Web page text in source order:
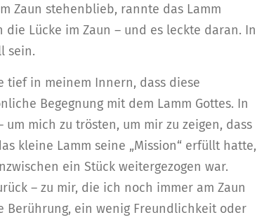
Zaun stehenblieb, rannte das Lamm
Lücke im Zaun – und es leckte daran. In
sein.
tief in meinem Innern, dass diese
Begegnung mit dem Lamm Gottes. In
mich zu trösten, um mir zu zeigen, dass
kleine Lamm seine „Mission“ erfüllt hatte,
ein Stück weitergezogen war.
– zu mir, die ich noch immer am Zaun
Berührung, ein wenig Freundlichkeit oder